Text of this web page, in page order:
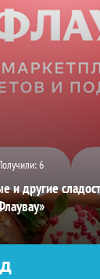
6
и другие